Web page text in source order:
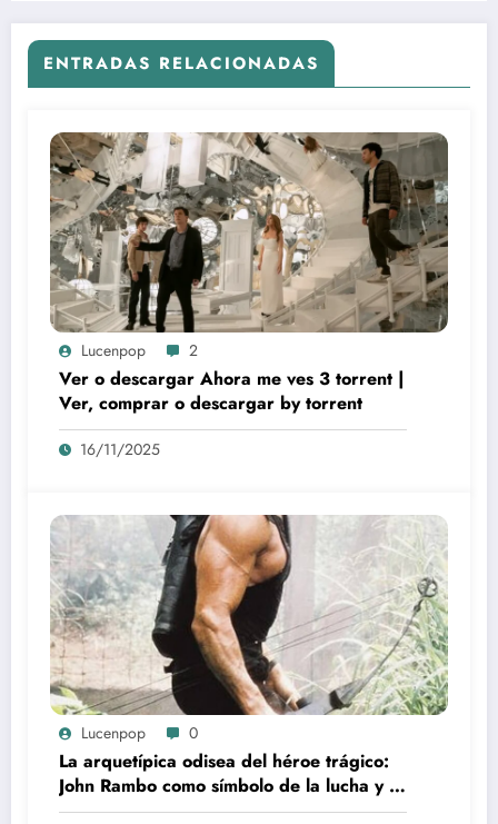
ENTRADAS RELACIONADAS
Lucenpop 2
Ver o descargar Ahora me ves 3 torrent |
Ver, comprar o descargar by torrent
16/11/2025
Lucenpop 0
La arquetípica odisea del héroe trágico:
John Rambo como símbolo de la lucha y la
alienación en la modernidad